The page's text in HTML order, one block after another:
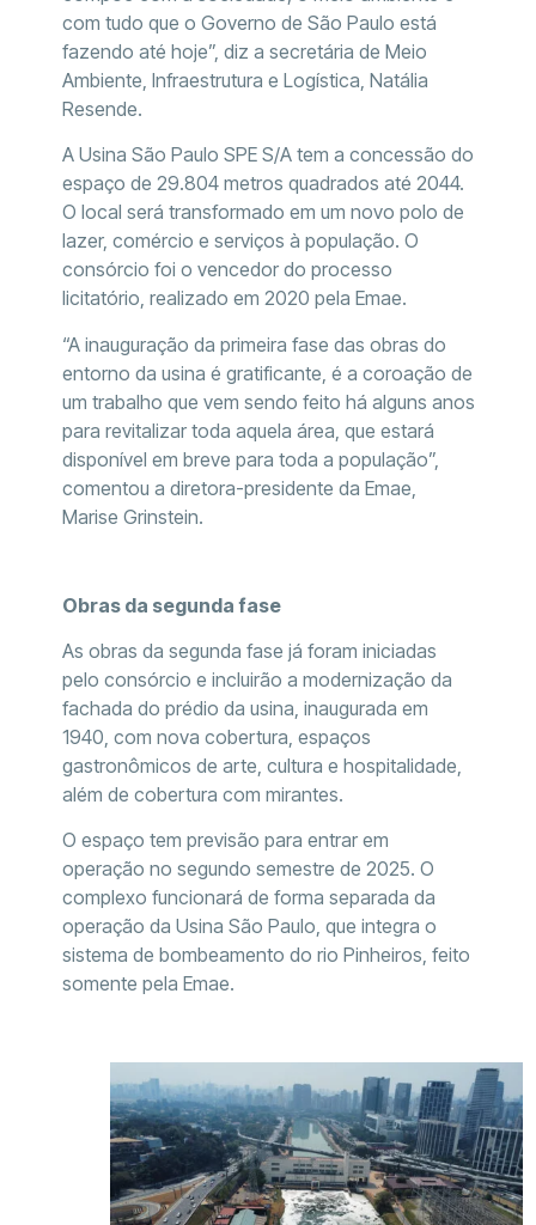
com tudo que o Governo de São Paulo está
fazendo até hoje”, diz a secretária de Meio
Ambiente, Infraestrutura e Logística, Natália
Resende.
A Usina São Paulo SPE S/A tem a concessão do
espaço de 29.804 metros quadrados até 2044.
O local será transformado em um novo polo de
lazer, comércio e serviços à população. O
consórcio foi o vencedor do processo
licitatório, realizado em 2020 pela Emae.
“A inauguração da primeira fase das obras do
entorno da usina é gratificante, é a coroação de
um trabalho que vem sendo feito há alguns anos
para revitalizar toda aquela área, que estará
disponível em breve para toda a população”,
comentou a diretora-presidente da Emae,
Marise Grinstein.
Obras da segunda fase
As obras da segunda fase já foram iniciadas
pelo consórcio e incluirão a modernização da
fachada do prédio da usina, inaugurada em
1940, com nova cobertura, espaços
gastronômicos de arte, cultura e hospitalidade,
além de cobertura com mirantes.
O espaço tem previsão para entrar em
operação no segundo semestre de 2025. O
complexo funcionará de forma separada da
operação da Usina São Paulo, que integra o
sistema de bombeamento do rio Pinheiros, feito
somente pela Emae.